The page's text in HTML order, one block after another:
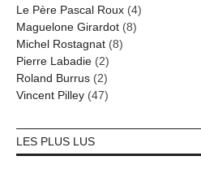
Le Père Pascal Roux (4)
Maguelone Girardot (8)
Michel Rostagnat (8)
Pierre Labadie (2)
Roland Burrus (2)
Vincent Pilley (47)
LES PLUS LUS